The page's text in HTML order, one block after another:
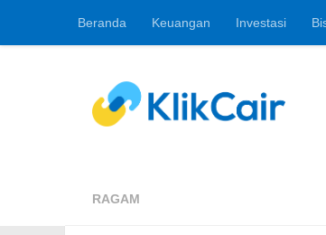
Skip to content
Beranda Keuangan Investasi
RAGAM